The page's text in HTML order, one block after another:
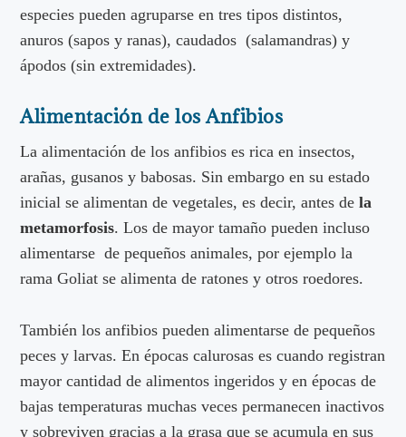
especies pueden agruparse en tres tipos distintos,
anuros (sapos y ranas), caudados (salamandras) y
ápodos (sin extremidades).
Alimentaciónde losAnfibios
La alimentación de los anfibios es rica en insectos,
arañas, gusanos y babosas. Sin embargo en su estado
inicial se alimentan de vegetales, es decir, antes dela
metamorfosis. Los de mayor tamaño pueden incluso
alimentarse de pequeños animales, por ejemplo la
rama Goliat se alimenta de ratones y otros roedores.
También los anfibios pueden alimentarse de pequeños
peces y larvas. En épocas calurosas es cuando registran
mayor cantidad de alimentos ingeridos y en épocas de
bajas temperaturas muchas veces permanecen inactivos
y sobreviven gracias a la grasa que se acumula en sus